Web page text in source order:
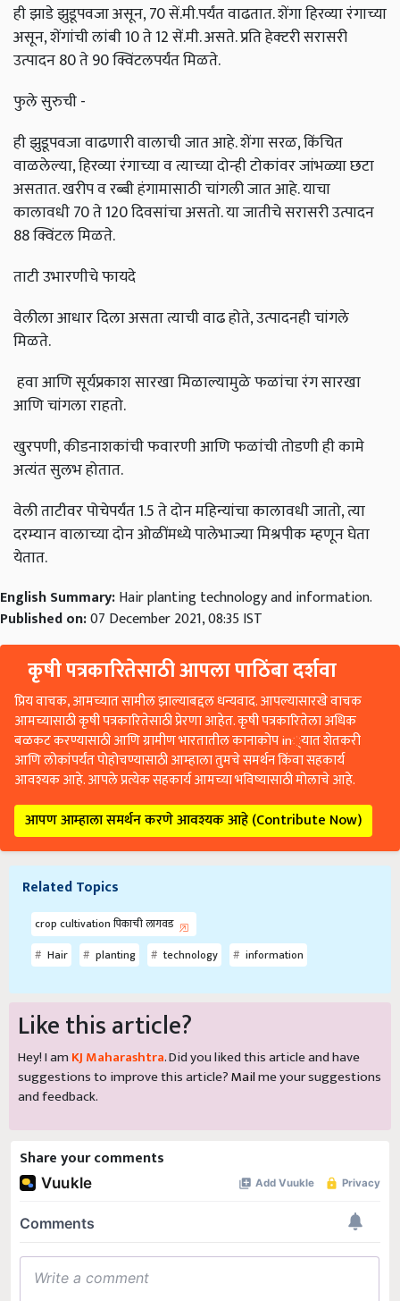
ही झाडे झुडूपवजा असून, 70 सें.मी.पर्यंत वाढतात. शेंगा हिरव्या रंगाच्या
असून, शेंगांची लांबी 10 ते 12 सें.मी. असते. प्रति हेक्‍टरी सरासरी
उत्पादन 80 ते 90 क्विंटलपर्यंत मिळते.
फुले सुरुची -
ही झुडूपवजा वाढणारी वालाची जात आहे. शेंगा सरळ, किंचित
वाळलेल्या, हिरव्या रंगाच्या व त्याच्या दोन्ही टोकांवर जांभळ्या छटा
असतात. खरीप व रब्बी हंगामासाठी चांगली जात आहे. याचा
कालावधी 70 ते 120 दिवसांचा असतो. या जातीचे सरासरी उत्पादन
88 क्विंटल मिळते.
ताटी उभारणीचे फायदे
वेलीला आधार दिला असता त्याची वाढ होते, उत्पादनही चांगले
मिळते.
हवा आणि सूर्यप्रकाश सारखा मिळाल्यामुळे फळांचा रंग सारखा
आणि चांगला राहतो.
खुरपणी, कीडनाशकांची फवारणी आणि फळांची तोडणी ही कामे
अत्यंत सुलभ होतात.
वेली ताटीवर पोचेपर्यंत 1.5 ते दोन महिन्यांचा कालावधी जातो, त्या
दरम्यान वालाच्या दोन ओळींमध्ये पालेभाज्या मिश्रपीक म्हणून घेता
येतात.
English Summary:Hair planting technology and information.
Published on:07 December 2021, 08:35 IST
कृषी पत्रकारितेसाठी आपला पाठिंबा दर्शवा
प्रिय वाचक, आमच्यात सामील झाल्याबद्दल धन्यवाद. आपल्यासारखे वाचक
आमच्यासाठी कृषी पत्रकारितेसाठी प्रेरणा आहेत. कृषी पत्रकारितेला अधिक
बळकट करण्यासाठी आणि ग्रामीण भारतातील कानाकोप in्यात शेतकरी
आणि लोकांपर्यंत पोहोचण्यासाठी आम्हाला तुमचे समर्थन किंवा सहकार्य
आवश्यक आहे. आपले प्रत्येक सहकार्य आमच्या भविष्यासाठी मोलाचे आहे.
आपण आम्हाला समर्थन करणे आवश्यक आहे (Contribute Now)
Related Topics
crop cultivation पिकाची लागवड
Hair
planting technology information
Like this article?
Hey! I am KJ Maharashtra. Did you liked this article and have
suggestions to improve this article?Mailme your suggestions
and feedback.
Share your comments